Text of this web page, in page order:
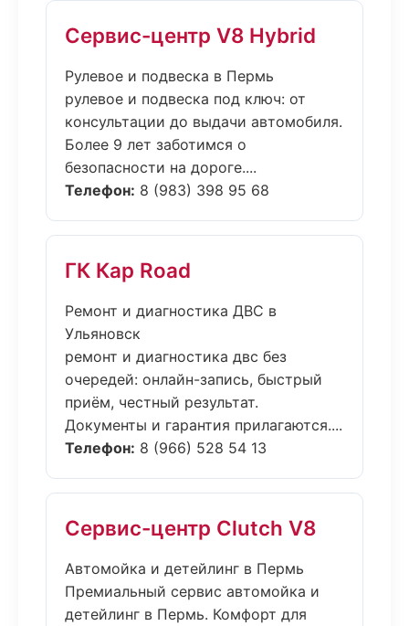
Сервис-центр V8 Hybrid
Рулевое и подвеска в Пермь
рулевое и подвеска под ключ: от
консультации до выдачи автомобиля.
Более 9 лет заботимся о
безопасности на дороге....
Телефон: 8 (983) 398 95 68
ГК Кар Road
Ремонт и диагностика ДВС в
Ульяновск
ремонт и диагностика двс без
очередей: онлайн-запись, быстрый
приём, честный результат.
Документы и гарантия прилагаются....
Телефон: 8 (966) 528 54 13
Сервис-центр Clutch V8
Автомойка и детейлинг в Пермь
Премиальный сервис автомойка и
детейлинг в Пермь. Комфорт для